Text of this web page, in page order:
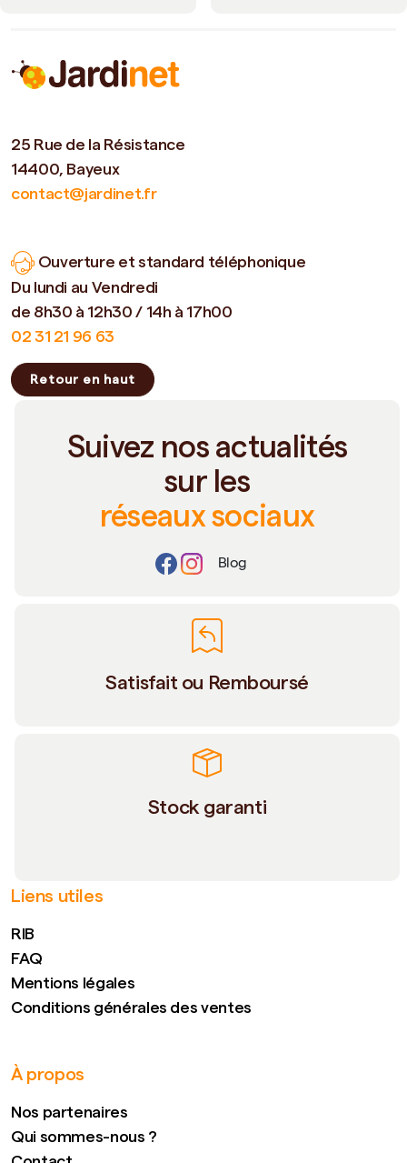
25 Rue de la Résistance
14400, Bayeux
contact@jardinet.fr
Ouverture et standard téléphonique
Du lundi au Vendredi
de 8h30 à 12h30 / 14h à 17h00
02 31 21 96 63
Retour en haut
Suivez nos actualités
sur les
réseaux sociaux
Blog
Satisfait ou Remboursé
Stock garanti
Liens utiles
RIB
FAQ
Mentions légales
Conditions générales des ventes
À propos
Nos partenaires
Qui sommes-nous ?